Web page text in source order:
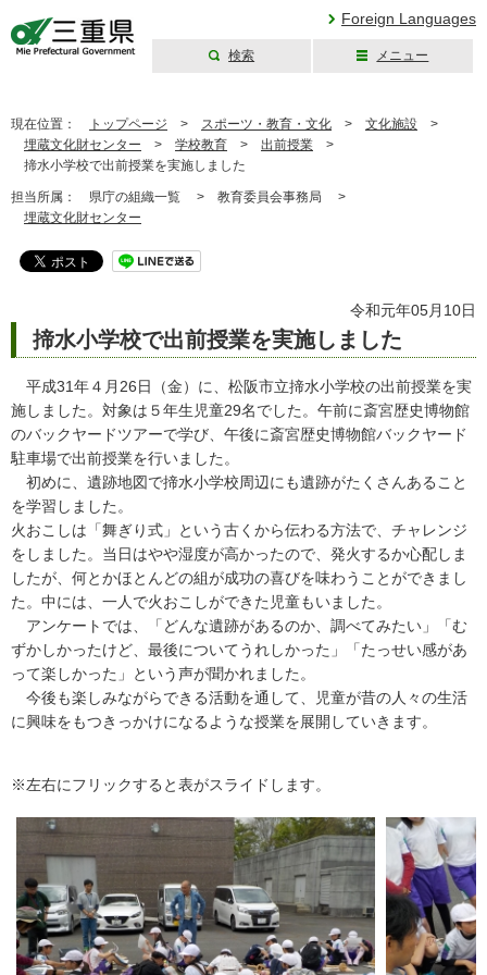
Foreign Languages
検索 メニュー
現在位置： トップページ > スポーツ・教育・文化 > 文化施設 >
埋蔵文化財センター > 学校教育 > 出前授業 >
揥水小学校で出前授業を実施しました
担当所属： 県庁の組織一覧 > 教育委員会事務局 >
埋蔵文化財センター
令和元年05月10日
揥水小学校で出前授業を実施しました
平成31年４月26日（金）に、松阪市立揥水小学校の出前授業を実
施しました。対象は５年生児童29名でした。午前に斎宮歴史博物館
のバックヤードツアーで学び、午後に斎宮歴史博物館バックヤード
駐車場で出前授業を行いました。
初めに、遺跡地図で揥水小学校周辺にも遺跡がたくさんあること
を学習しました。
火おこしは「舞ぎり式」という古くから伝わる方法で、チャレンジ
をしました。当日はやや湿度が高かったので、発火するか心配しま
したが、何とかほとんどの組が成功の喜びを味わうことができまし
た。中には、一人で火おこしができた児童もいました。
アンケートでは、「どんな遺跡があるのか、調べてみたい」「む
ずかしかったけど、最後についてうれしかった」「たっせい感があ
って楽しかった」という声が聞かれました。
今後も楽しみながらできる活動を通して、児童が昔の人々の生活
に興味をもつきっかけになるような授業を展開していきます。
※左右にフリックすると表がスライドします。